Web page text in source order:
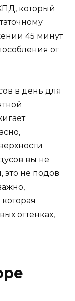
который
45 минут
от
в день для
вы не
это не подов
оттенках,